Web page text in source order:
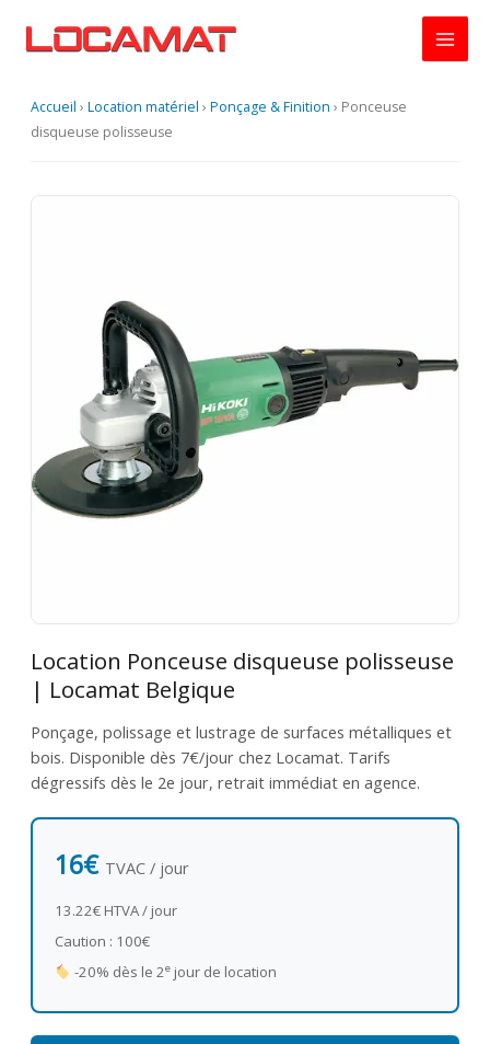
Accueil › Location matériel › Ponçage & Finition › Ponceuse
disqueuse polisseuse
Location Ponceuse disqueuse polisseuse
| Locamat Belgique
Ponçage, polissage et lustrage de surfaces métalliques et
bois. Disponible dès 7€/jour chez Locamat. Tarifs
dégressifs dès le 2e jour, retrait immédiat en agence.
16€ TVAC / jour
13.22€ HTVA / jour
Caution : 100€
-20% dès le 2ejour de location